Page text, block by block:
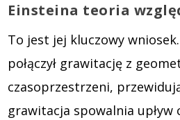
Einsteina teoria
To jest jej kluczowy
połączył grawitację z
czasoprzestrzeni,
grawitacja spowalnia upływ